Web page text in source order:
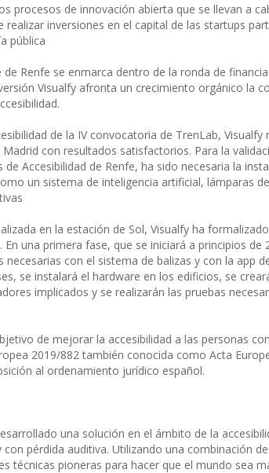
procesos de innovación abierta que se llevan a
realizar inversiones en el capital de las startups
pública
Renfe se enmarca dentro de la ronda de
Visualfy afronta un crecimiento orgánico la
de la IV convocatoria de TrenLab,
Madrid con resultados satisfactorios. Para la
Accesibilidad de Renfe, ha sido necesaria la
un sistema de inteligencia artificial, lámparas
en la estación de Sol, Visualfy ha
una primera fase, que se iniciará a principios
con el sistema de balizas y con la app
se instalará el hardware en los edificios, se
implicados y se realizarán las pruebas
de mejorar la accesibilidad a las personas
2019/882 también conocida como Acta
al ordenamiento jurídico español.
una solución en el ámbito de la
pérdida auditiva. Utilizando una combinación
técnicas pioneras para hacer que el mundo sea